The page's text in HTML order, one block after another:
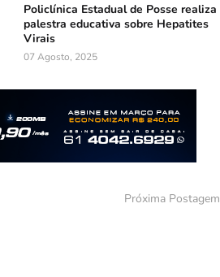
Policlínica Estadual de Posse realiza
palestra educativa sobre Hepatites
Virais
07 Agosto, 2025
Próxima Postagem